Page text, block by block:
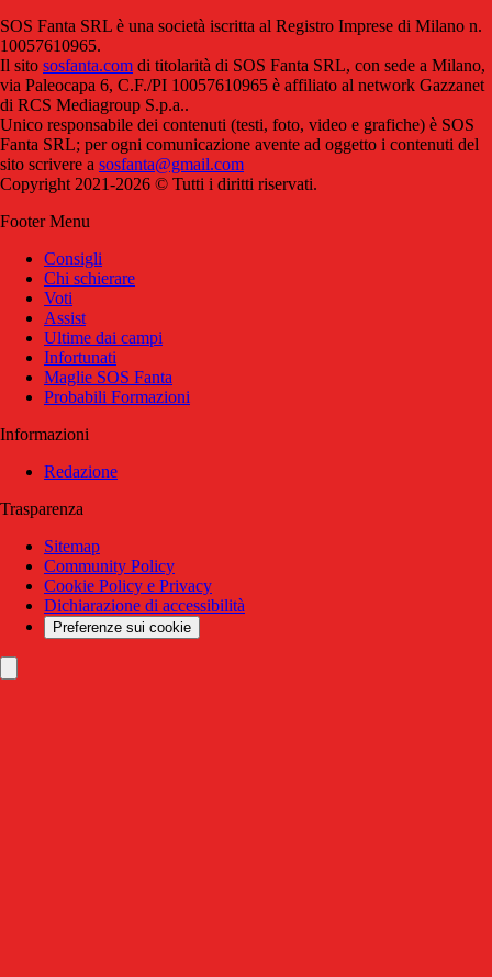
SOS Fanta SRL è una società iscritta al Registro Imprese di Milano n.
10057610965.
Il sito sosfanta.com di titolarità di SOS Fanta SRL, con sede a Milano,
via Paleocapa 6, C.F./PI 10057610965 è affiliato al network Gazzanet
di RCS Mediagroup S.p.a..
Unico responsabile dei contenuti (testi, foto, video e grafiche) è SOS
Fanta SRL; per ogni comunicazione avente ad oggetto i contenuti del
sito scrivere a sosfanta@gmail.com
Copyright 2021-2026 © Tutti i diritti riservati.
Footer Menu
Consigli
Chi schierare
Voti
Assist
Ultime dai campi
Infortunati
Maglie SOS Fanta
Probabili Formazioni
Informazioni
Redazione
Trasparenza
Sitemap
Community Policy
Cookie Policy e Privacy
Dichiarazione di accessibilità
Preferenze sui cookie